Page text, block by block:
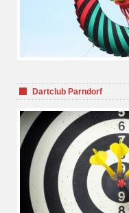
Dartclub Parndorf